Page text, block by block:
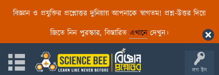
বিজ্ঞান ও প্রযুক্তির প্রশ্নোত্তর দুনিয়ায় আপনাকে স্বাগতম! প্রশ্ন-উত্তর দিয়ে
জিতে নিন পুরস্কার, বিস্তারিত এখানেদেখুন।
লগ ইন